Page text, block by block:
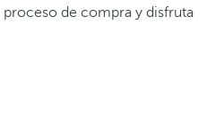
proceso de compra y disfruta